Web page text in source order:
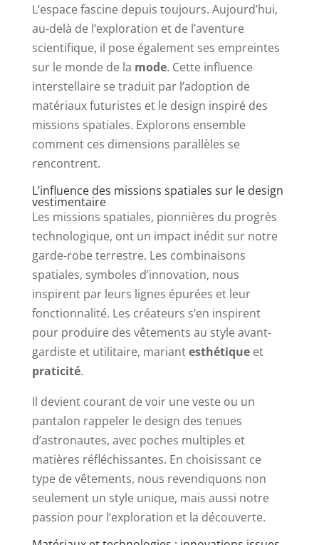
L’espace fascine depuis toujours. Aujourd’hui,
au-delà de l’exploration et de l’aventure
scientifique, il pose également ses empreintes
sur le monde de la mode. Cette influence
interstellaire se traduit par l’adoption de
matériaux futuristes et le design inspiré des
missions spatiales. Explorons ensemble
comment ces dimensions parallèles se
rencontrent.
L’influence des missions spatiales sur le design
vestimentaire
Les missions spatiales, pionnières du progrès
technologique, ont un impact inédit sur notre
garde-robe terrestre. Les combinaisons
spatiales, symboles d’innovation, nous
inspirent par leurs lignes épurées et leur
fonctionnalité. Les créateurs s’en inspirent
pour produire des vêtements au style avant-
gardiste et utilitaire, mariantesthétiqueet
praticité.
Il devient courant de voir une veste ou un
pantalon rappeler le design des tenues
d’astronautes, avec poches multiples et
matières réfléchissantes. En choisissant ce
type de vêtements, nous revendiquons non
seulement un style unique, mais aussi notre
passion pour l’exploration et la découverte.